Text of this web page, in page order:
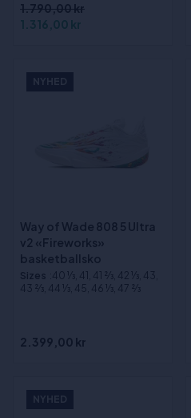
1.790,00 kr
1.316,00 kr
NYHED
Way of Wade 808 5 Ultra
v2 «Fireworks»
basketballsko
Sizes :40 1⁄3, 41, 41 2⁄3, 42 1⁄3, 43,
43 2⁄3, 44 1⁄3, 45, 46 1⁄3, 47 2⁄3
2.399,00 kr
NYHED